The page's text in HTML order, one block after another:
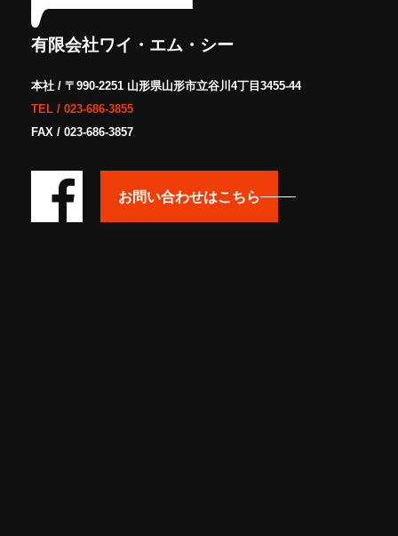
有限会社ワイ・エム・シー
本社 / 〒990-2251 山形県山形市立谷川4丁目3455-44
TEL / 023-686-3855
FAX / 023-686-3857
お問い合わせはこちら